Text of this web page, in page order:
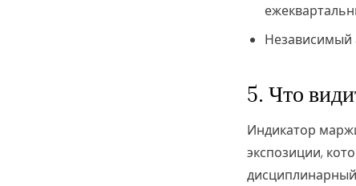
Независимый
5. Что
Индикатор
экспозиции,